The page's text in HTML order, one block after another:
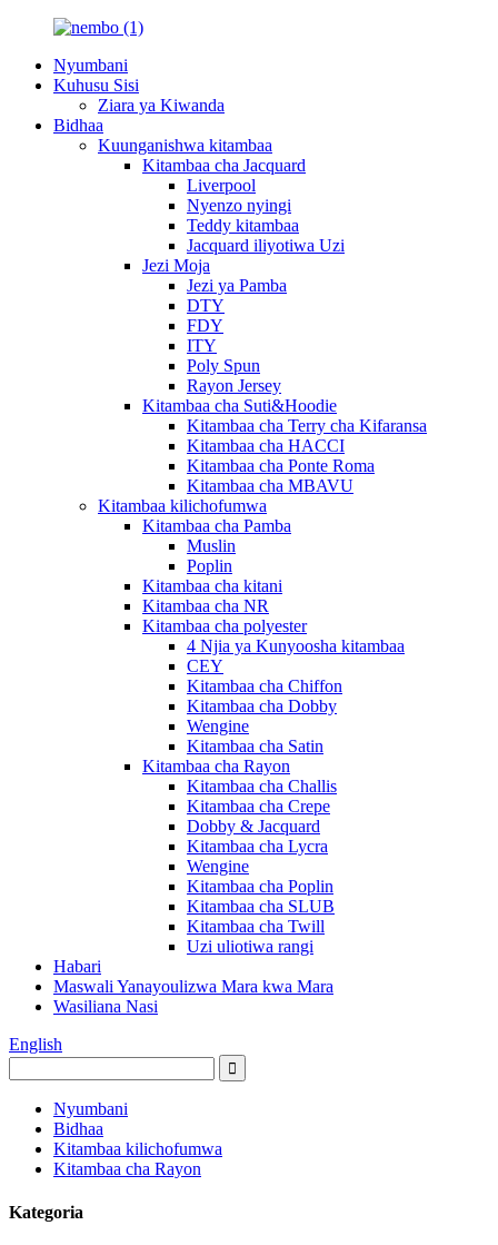
Nyumbani
Kuhusu Sisi
Ziara ya Kiwanda
Bidhaa
Kuunganishwa kitambaa
Kitambaa cha Jacquard
Liverpool
Nyenzo nyingi
Teddy kitambaa
Jacquard iliyotiwa Uzi
Jezi Moja
Jezi ya Pamba
DTY
FDY
ITY
Poly Spun
Rayon Jersey
Kitambaa cha Suti&Hoodie
Kitambaa cha Terry cha Kifaransa
Kitambaa cha HACCI
Kitambaa cha Ponte Roma
Kitambaa cha MBAVU
Kitambaa kilichofumwa
Kitambaa cha Pamba
Muslin
Poplin
Kitambaa cha kitani
Kitambaa cha NR
Kitambaa cha polyester
4 Njia ya Kunyoosha kitambaa
CEY
Kitambaa cha Chiffon
Kitambaa cha Dobby
Wengine
Kitambaa cha Satin
Kitambaa cha Rayon
Kitambaa cha Challis
Kitambaa cha Crepe
Dobby & Jacquard
Kitambaa cha Lycra
Wengine
Kitambaa cha Poplin
Kitambaa cha SLUB
Kitambaa cha Twill
Uzi uliotiwa rangi
Habari
Maswali Yanayoulizwa Mara kwa Mara
Wasiliana Nasi
English
Nyumbani
Bidhaa
Kitambaa kilichofumwa
Kitambaa cha Rayon
Kategoria